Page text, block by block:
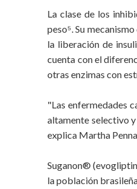
La clase de los
peso⁵. Su
la liberación de
cuenta con el
otras enzimas con
"Las enfermedades
altamente selectivo
explica Martha
Suganon®
la población